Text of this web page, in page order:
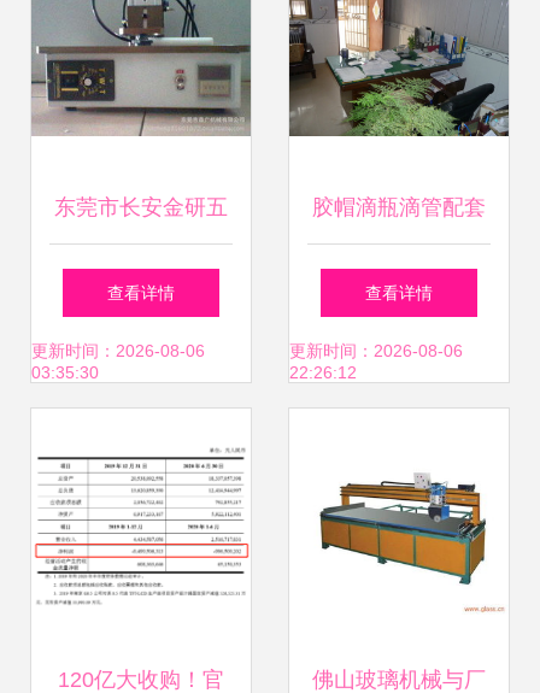
有限公司产品世界
解析
东莞市长安金研五
金机械加工厂 玻璃
机械产品与仪器销
查看详情
更新时间：2026-08-06
03:35:30
胶帽滴瓶滴管配套
红胶头 实验室耐酸
碱玻璃仪器的必备
查看详情
更新时间：2026-08-06
22:26:12
120亿大收购！官 佛山玻璃机械与厂